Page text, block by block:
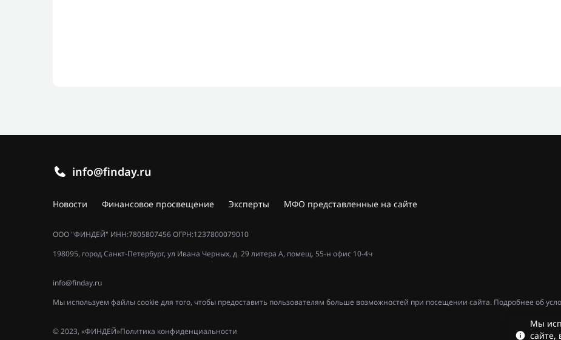
info@finday.ru
Новости Финансовое просвещение Эксперты МФО представленные на сайте
ООО "ФИНДЕЙ" ИНН:7805807456 ОГРН:1237800079010
198095, город Санкт-Петербург, ул Ивана Черных, д. 29 литера А, помещ. 55-н офис 10-4ч
info@finday.ru
Мы используем файлы cookie для того, чтобы предоставить пользователям больше возможностей при посещении сайта. Подробнее об
Политика конфиденциальности
© 2023, «ФИНДЕЙ»
Мы
сайте,